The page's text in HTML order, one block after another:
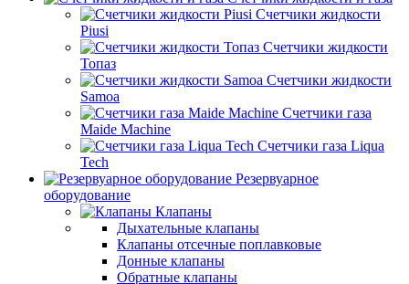
Счетчики жидкости
Piusi
Счетчики жидкости
Топаз
Счетчики жидкости
Samoa
Счетчики газа
Maide Machine
Счетчики газа Liqua
Tech
Резервуарное
оборудование
Клапаны
Дыхательные клапаны
Клапаны отсечные поплавковые
Донные клапаны
Обратные клапаны